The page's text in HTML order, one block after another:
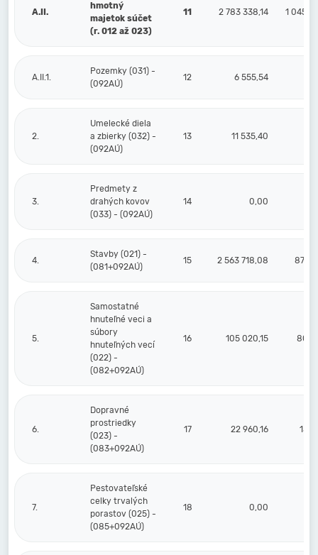
A.II.
hmotný
majetok súčet
(r. 012 až 023)
11 2 783 338,14 1 045
A.II.1.
Pozemky (031) -
(092AÚ)
12 6 555,54
2.
Umelecké diela
a zbierky (032) -
(092AÚ)
13 11 535,40
3.
Predmety z
drahých kovov
(033) - (092AÚ)
14 0,00
4.
Stavby (021) -
(081+092AÚ)
15 2 563 718,08 876
5.
Samostatné
hnuteľné veci a
súbory
hnuteľných vecí
(022) -
(082+092AÚ)
16 105 020,15 80
6.
Dopravné
prostriedky
(023) -
(083+092AÚ)
17 22 960,16 15
7.
Pestovateľské
celky trvalých
porastov (025) -
(085+092AÚ)
18 0,00